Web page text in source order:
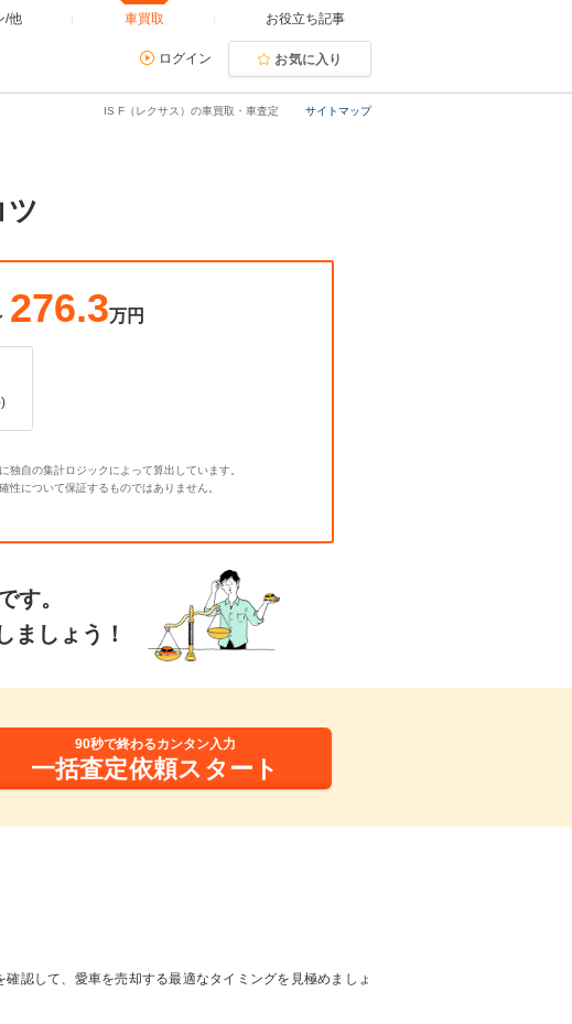
/他 車買取 お役立ち記事
ログイン お気に入り
サイトマップ
IS F（レクサス）の車買取・車査定
ツ
276.3万円
自の集計ロジックによって算出しています。
について保証するものではありません。
す。
ましょう！
90秒で終わるカンタン入力
一括査定依頼スタート
認して、愛車を売却する最適なタイミングを見極めましょ